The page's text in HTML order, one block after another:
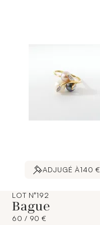
ADJUGÉ À140 €
LOT N°192
Bague
60 / 90 €